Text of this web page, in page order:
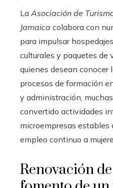
La Asociación de
Jamaica colabora con
para impulsar
culturales y paquetes de
quienes desean conocer
procesos de formación
y administración,
convertido actividades
microempresas estables
empleo continuo a
Renovación